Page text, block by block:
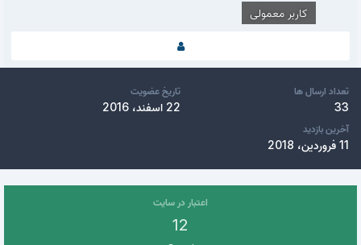
کاربر معمولی
تعداد ارسال ها
33
تاریخ عضویت
22 اسفند، 2016
آخرین بازدید
11 فروردین، 2018
اعتبار در سایت
12